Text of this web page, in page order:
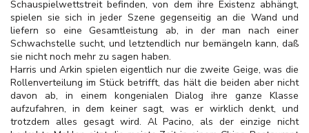
Schauspielwettstreit befinden, von dem ihre Existenz abhängt,
spielen sie sich in jeder Szene gegenseitig an die Wand und
liefern so eine Gesamtleistung ab, in der man nach einer
Schwachstelle sucht, und letztendlich nur bemängeln kann, daß
sie nicht noch mehr zu sagen haben.
Harris und Arkin spielen eigentlich nur die zweite Geige, was die
Rollenverteilung im Stück betrifft, das hält die beiden aber nicht
davon ab, in einem kongenialen Dialog ihre ganze Klasse
aufzufahren, in dem keiner sagt, was er wirklich denkt, und
trotzdem alles gesagt wird. Al Pacino, als der einzige nicht